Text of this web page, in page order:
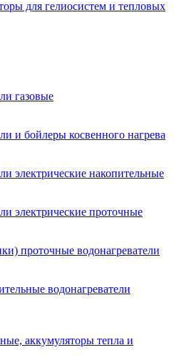
для гелиосистем и тепловых
газовые
и бойлеры косвенного нагрева
электрические накопительные
электрические проточные
проточные водонагреватели
водонагреватели
аккумуляторы тепла и